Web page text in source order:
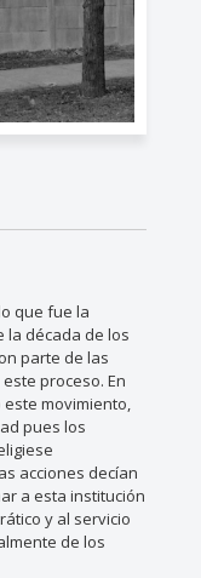
que fue la
la década de los
parte de las
proceso. En
este movimiento,
pues los
acciones decían
a esta institución
y al servicio
de los